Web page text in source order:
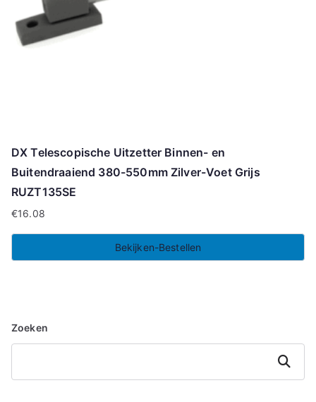
DX Telescopische Uitzetter Binnen- en
Buitendraaiend 380-550mm Zilver-Voet Grijs
RUZT135SE
€16.08
Bekijken-Bestellen
Zoeken
Zoeken